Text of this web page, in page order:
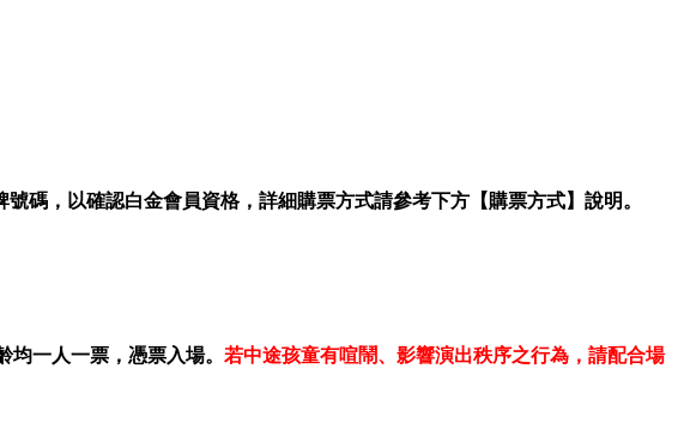
，以確認白金會員資格，詳細購票方式請參考下方【購票方式】說明。
一人一票，憑票入場。 若中途孩童有喧鬧、影響演出秩序之行為，請配合場